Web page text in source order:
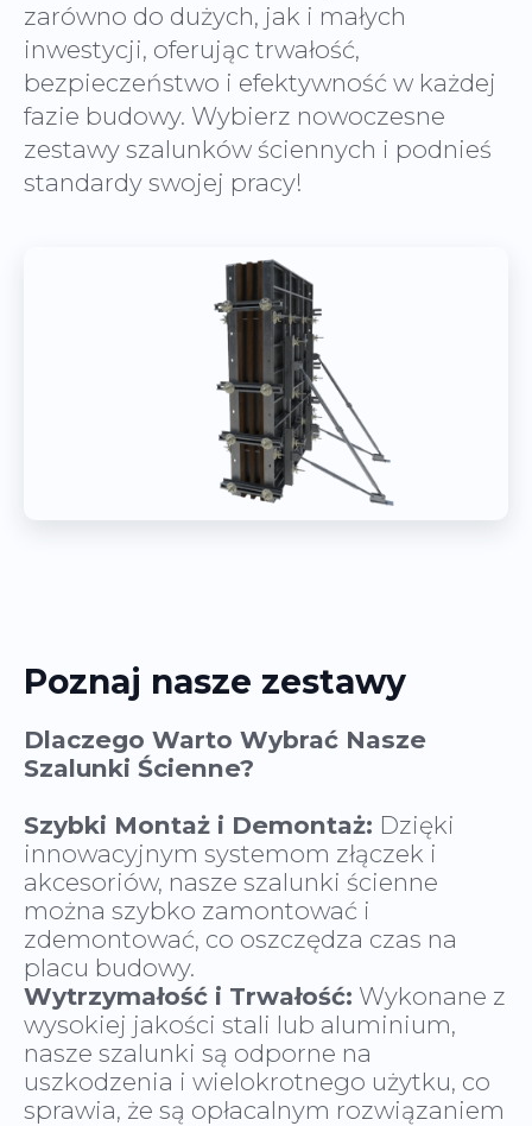
zarówno do dużych, jak i małych
inwestycji, oferując trwałość,
bezpieczeństwo i efektywność w każdej
fazie budowy. Wybierz nowoczesne
zestawy szalunków ściennych i podnieś
standardy swojej pracy!
Poznaj nasze zestawy
Dlaczego Warto Wybrać Nasze
Szalunki Ścienne?
Szybki Montaż i Demontaż: Dzięki
innowacyjnym systemom złączek i
akcesoriów, nasze szalunki ścienne
można szybko zamontować i
zdemontować, co oszczędza czas na
Wytrzymałość i Trwałość: Wykonane z
wysokiej jakości stali lub aluminium,
nasze szalunki są odporne na
uszkodzenia i wielokrotnego użytku, co
sprawia, że są opłacalnym rozwiązaniem